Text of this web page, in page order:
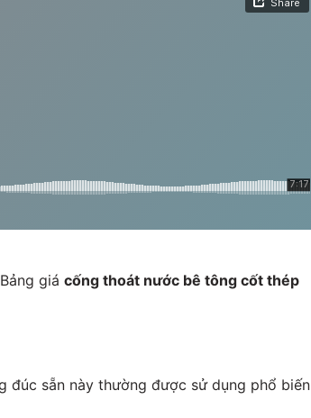
Bảng giá cống thoát nước bê tông cốt thép
đúc sẵn này thường được sử dụng phổ biến